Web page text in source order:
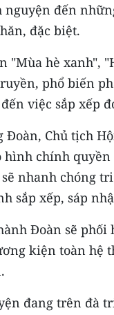
đến
đặc biệt.
"Mùa hè xanh",
phổ biến
việc sắp xếp
Đoàn, Chủ tịch
chính
nhanh chóng
sắp xếp, sáp
Đoàn sẽ
kiện toàn hệ
đang trên đà